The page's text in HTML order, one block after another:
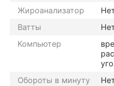
Жироанализатор
Ватты
Компьютер
Обороты в минуту